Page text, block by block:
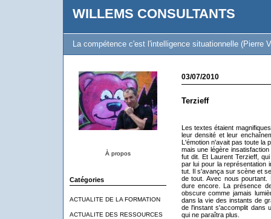
WILLEMS CONSULTANTS
La compétence c'est l'intelligence situationnelle (Pierre
À propos
Catégories
ACTUALITE DE LA FORMATION
ACTUALITE DES RESSOURCES
03/07/2010
Terzieff
Les textes étaient
leur densité et leur
L'émotion n'avait pas toute la
mais une légère
fut dit. Et Laurent Terzieff,
par lui pour la représentation
tut. Il s'avança sur scène et
de tout. Avec nous
dure encore. La présence
obscure comme jamais
dans la vie des instants de
de l'instant s'accomplit dans
qui ne paraîtra plus.